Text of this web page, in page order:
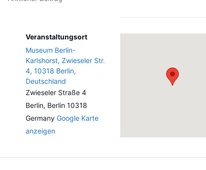
Veranstaltungsort
Museum Berlin-
Karlshorst, Zwieseler Str.
4, 10318 Berlin,
Deutschland
Zwieseler Straße 4
Berlin, Berlin 10318
Germany Google Karte
anzeigen